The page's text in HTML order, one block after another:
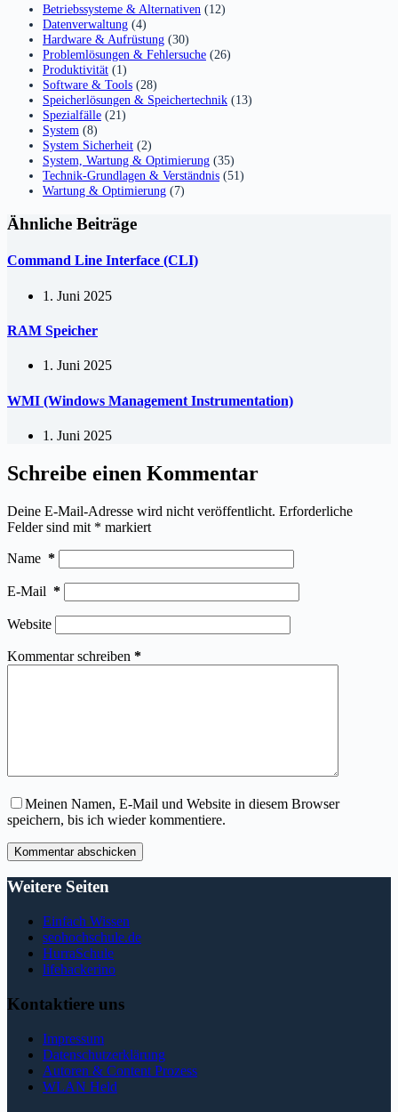
Betriebssysteme & Alternativen (12)
Datenverwaltung (4)
Hardware & Aufrüstung (30)
Problemlösungen & Fehlersuche (26)
Produktivität (1)
Software & Tools (28)
Speicherlösungen & Speichertechnik (13)
Spezialfälle (21)
System (8)
System Sicherheit (2)
System, Wartung & Optimierung (35)
Technik-Grundlagen & Verständnis (51)
Wartung & Optimierung (7)
Ähnliche Beiträge
Command Line Interface (CLI)
1. Juni 2025
RAM Speicher
1. Juni 2025
WMI (Windows Management Instrumentation)
1. Juni 2025
Schreibe einen Kommentar
Deine E-Mail-Adresse wird nicht veröffentlicht. Erforderliche
Felder sind mit * markiert
Name *
E-Mail *
Website
Kommentar schreiben *
Meinen Namen, E-Mail und Website in diesem Browser
speichern, bis ich wieder kommentiere.
Kommentar abschicken
Weitere Seiten
Einfach Wissen
seohochschule.de
HurraSchule
lifehackerino
Kontaktiere uns
Impressum
Datenschutzerklärung
Autoren & Content Prozess
WLAN Held